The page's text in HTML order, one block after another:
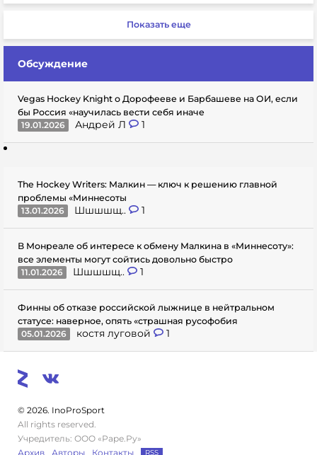
Показать еще
Обсуждение
Vegas Hockey Knight о Дорофееве и Барбашеве на ОИ, если
бы Россия «научилась вести себя иначе
19.01.2026
Андрей Л 1
The Hockey Writers: Малкин — ключ к решению главной
проблемы «Миннесоты
13.01.2026
Шшшшщ.. 1
В Монреале об интересе к обмену Малкина в «Миннесоту»:
все элементы могут сойтись довольно быстро
11.01.2026
Шшшшщ.. 1
Финны об отказе российской лыжнице в нейтральном
статусе: наверное, опять «страшная русофобия
05.01.2026
костя луговой 1
© 2026. InoProSport
All rights reserved.
Учредитель: ООО «Раре.Ру»
Архив
Авторы Контакты RSS